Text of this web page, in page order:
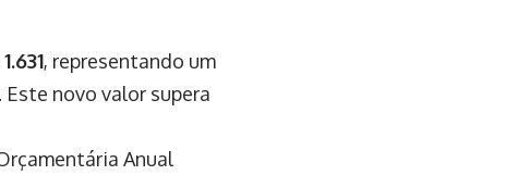
, representando um
novo valor supera
Anual